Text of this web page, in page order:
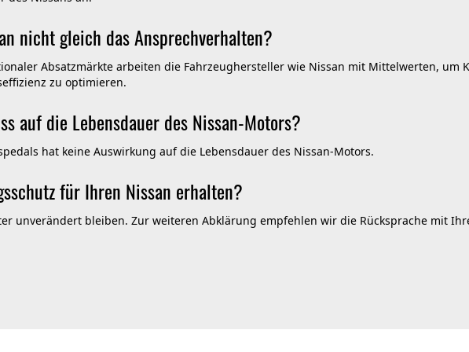
nicht gleich das Ansprechverhalten?
Absatzmärkte arbeiten die Fahrzeughersteller wie Nissan mit Mittelwerten, um
zu optimieren.
auf die Lebensdauer des Nissan-Motors?
hat keine Auswirkung auf die Lebensdauer des Nissan-Motors.
für Ihren Nissan erhalten?
unverändert bleiben. Zur weiteren Abklärung empfehlen wir die Rücksprache mit